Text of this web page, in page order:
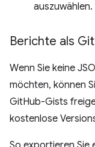
auszuwählen.
Berichte als Git
Wenn Sie keine
möchten, können
GitHub-Gists
kostenlose